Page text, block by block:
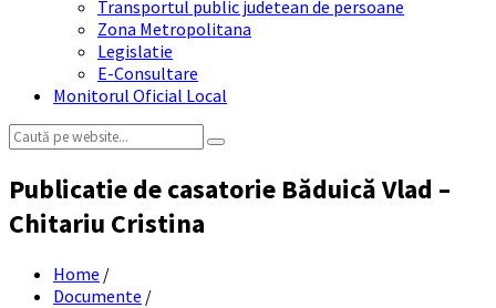
Transportul public judetean de persoane
Zona Metropolitana
Legislatie
E-Consultare
Monitorul Oficial Local
Search:
Publicatie de casatorie Băduică Vlad –
Chitariu Cristina
Home /
Documente /